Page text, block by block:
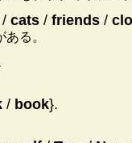
/ cats / friends /
る。
/ book}.